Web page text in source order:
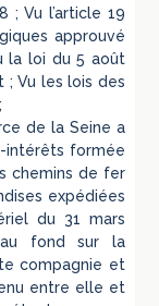
; Vu l’article 19
approuvé
la loi du 5 août
Vu les lois des
de la Seine a
intérêts formée
chemins de fer
expédiées
du 31 mars
fond sur la
compagnie et
entre elle et